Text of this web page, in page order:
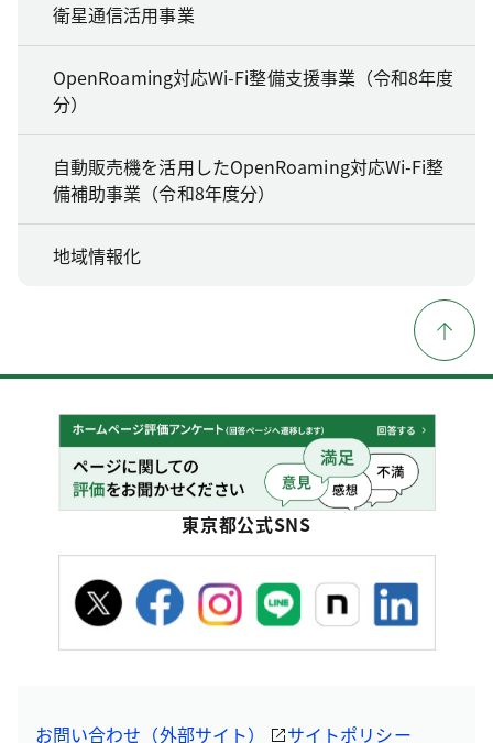
衛星通信活用事業
OpenRoaming対応Wi-Fi整備支援事業（令和8年度
分）
自動販売機を活用したOpenRoaming対応Wi-Fi整
備補助事業（令和8年度分）
地域情報化
東京都公式SNS
お問い合わせ（外部サイト） サイトポリシー